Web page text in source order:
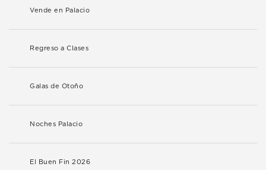
Vende en Palacio
Regreso a Clases
Galas de Otoño
Noches Palacio
El Buen Fin 2026